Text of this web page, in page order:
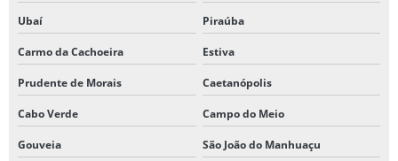
Ubaí Piraúba
Carmo da Cachoeira Estiva
Prudente de Morais Caetanópolis
Cabo Verde Campo do Meio
Gouveia São João do Manhuaçu